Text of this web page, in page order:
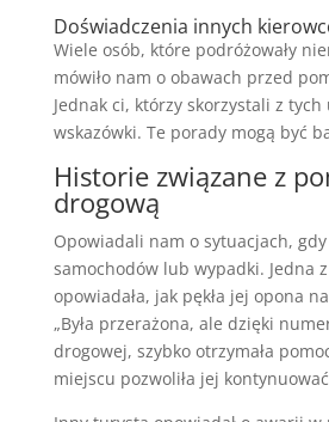
Doświadczenia innych
Wiele osób, które podróżowały
mówiło nam o obawach przed
Jednak ci, którzy skorzystali z tych
wskazówki. Te porady mogą być
Historie związane z
drogową
Opowiadali nam o sytuacjach,
samochodów lub wypadki. Jedna
opowiadała, jak pękła jej opona
„Była przerażona, ale dzięki
drogowej, szybko otrzymała
miejscu pozwoliła jej